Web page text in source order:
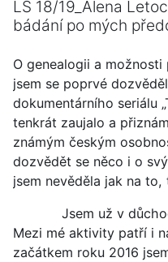
LS 18/19_Alena
bádání po mých
O genealogii a
jsem se poprvé
dokumentárního seriálu
tenkrát zaujalo a
známým českým
dozvědět se něco i o
jsem nevěděla jak na
Jsem už v
Mezi mé aktivity patří i
začátkem roku 2016